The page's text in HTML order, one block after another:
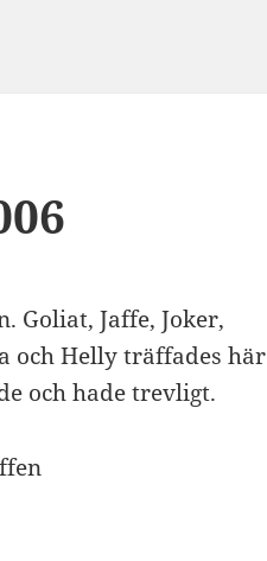
Goliat, Jaffe, Joker,
och Helly träffades här
och hade trevligt.